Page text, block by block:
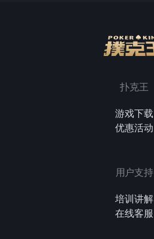
扑克王
游戏下载
优惠活动
用户支持
培训讲解
在线客服